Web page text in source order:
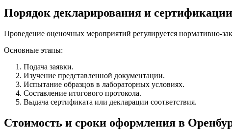
Порядок декларирования и
Проведение оценочных мероприятий регулируется нормативно-
Основные этапы:
Подача заявки.
Изучение представленной документации.
Испытание образцов в лабораторных условиях.
Составление итогового протокола.
Выдача сертификата или декларации соответствия.
Стоимость и сроки оформления в